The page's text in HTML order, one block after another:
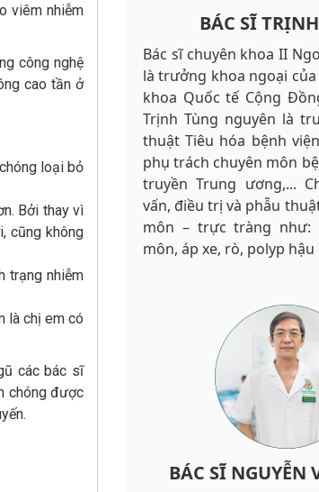
viêm nhiễm
công nghệ
cao tần ở
loại bỏ
Bởi thay vì
cũng không
trạng nhiễm
là chị em có
các bác sĩ
chóng được
BÁC SĨ
Bác sĩ chuyên khoa II
là trưởng khoa ngoại
khoa Quốc tế Cộng
Trịnh Tùng nguyên là
thuật Tiêu hóa bệnh
phụ trách chuyên môn
truyền Trung ương,...
vấn, điều trị và phẫu
môn – trực tràng như:
môn, áp xe, rò, polyp hậu
BÁC SĨ NGUYỄN